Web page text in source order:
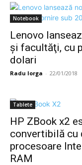
Notebook
Lenovo
şi facultăţi, cu
dolari
Radu Iorga - 22/01/2018
Tablete
HP ZBook x2
convertibilă cu
procesoare
RAM